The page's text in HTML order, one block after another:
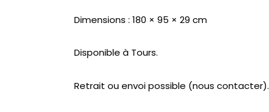
Dimensions : 180 × 95 × 29 cm
Disponible à Tours.
Retrait ou envoi possible (nous contacter).